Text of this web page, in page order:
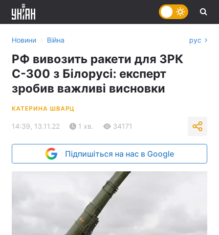
Новини › Війна рус
РФ вивозить ракети для ЗРК
С-300 з Білорусі: експерт
зробив важливі висновки
КАТЕРИНА ШВАРЦ
14:39, 13.11.22 1 хв. 34171
Підпишіться на нас в Google